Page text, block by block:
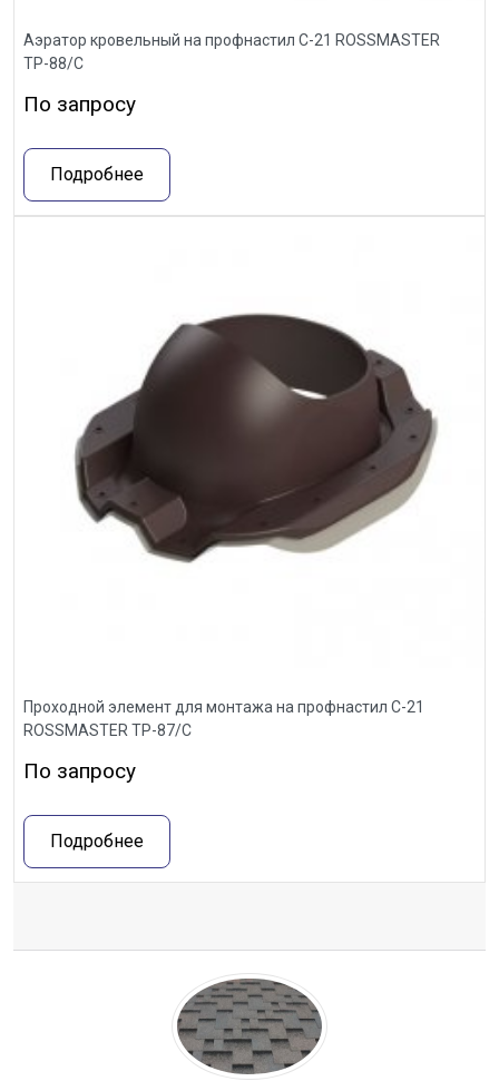
Аэратор кровельный на профнастил С-21 ROSSMASTER
ТР-88/С
По запросу
Подробнее
Проходной элемент для монтажа на профнастил С-21
ROSSMASTER ТР-87/С
По запросу
Подробнее